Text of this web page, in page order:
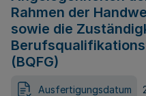
Rahmen der
sowie die
(BQFG)
Ausfertigungsdatum